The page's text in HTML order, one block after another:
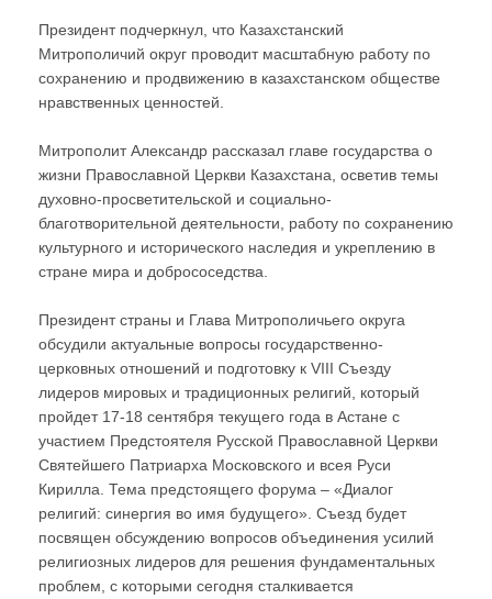
Президент подчеркнул, что Казахстанский
Митрополичий округ проводит масштабную работу по
сохранению и продвижению в казахстанском обществе
нравственных ценностей.
Митрополит Александр рассказал главе государства о
жизни Православной Церкви Казахстана, осветив темы
духовно-просветительской и социально-
благотворительной деятельности, работу по сохранению
культурного и исторического наследия и укреплению в
стране мира и добрососедства.
Президент страны и Глава Митрополичьего округа
обсудили актуальные вопросы государственно-
церковных отношений и подготовку к VIII Съезду
лидеров мировых и традиционных религий, который
пройдет 17-18 сентября текущего года в Астане с
участием Предстоятеля Русской Православной Церкви
Святейшего Патриарха Московского и всея Руси
Кирилла. Тема предстоящего форума – «Диалог
религий: синергия во имя будущего». Съезд будет
посвящен обсуждению вопросов объединения усилий
религиозных лидеров для решения фундаментальных
проблем, с которыми сегодня сталкивается